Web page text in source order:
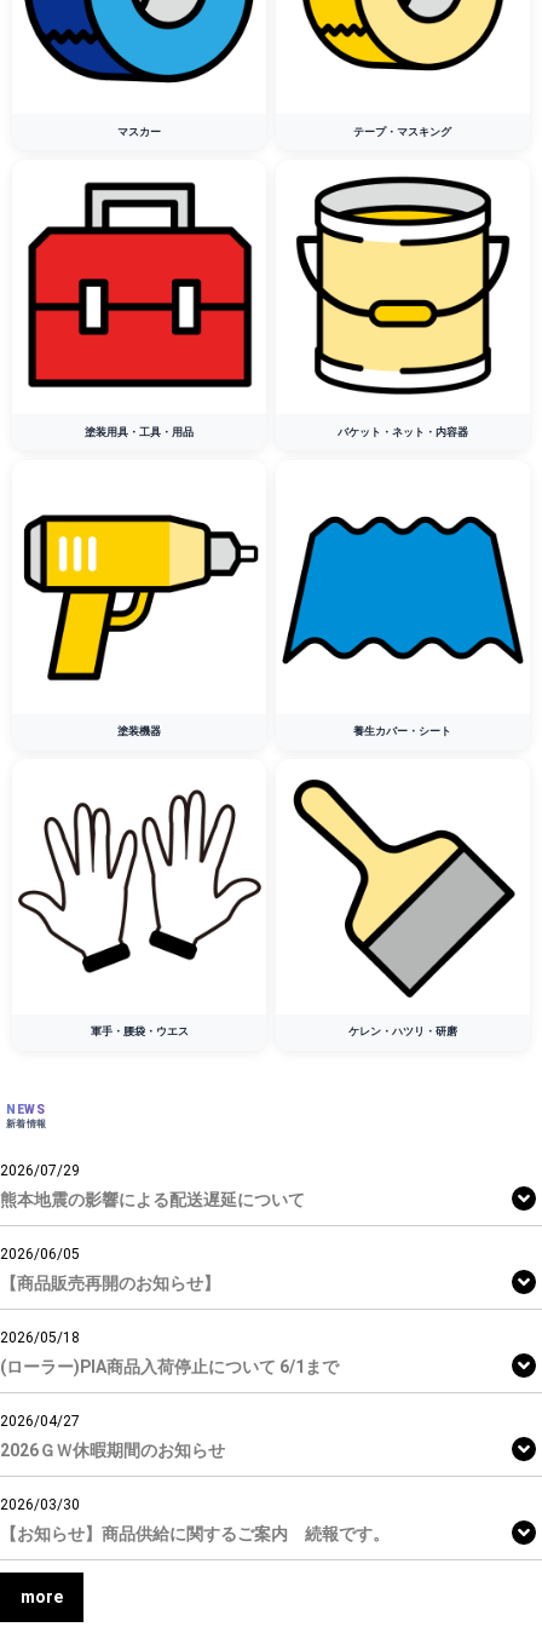
マスカー テープ・マスキング
塗装用具・工具・用品 バケット・ネット・内容器
塗装機器 養生カバー・シート
軍手・腰袋・ウエス ケレン・ハツリ・研磨
NEWS
新着情報
2026/07/29
熊本地震の影響による配送遅延について
2026/06/05
【商品販売再開のお知らせ】
2026/05/18
(ローラー)PIA商品入荷停止について 6/1まで
2026/04/27
2026ＧＷ休暇期間のお知らせ
2026/03/30
【お知らせ】商品供給に関するご案内 続報です。
more